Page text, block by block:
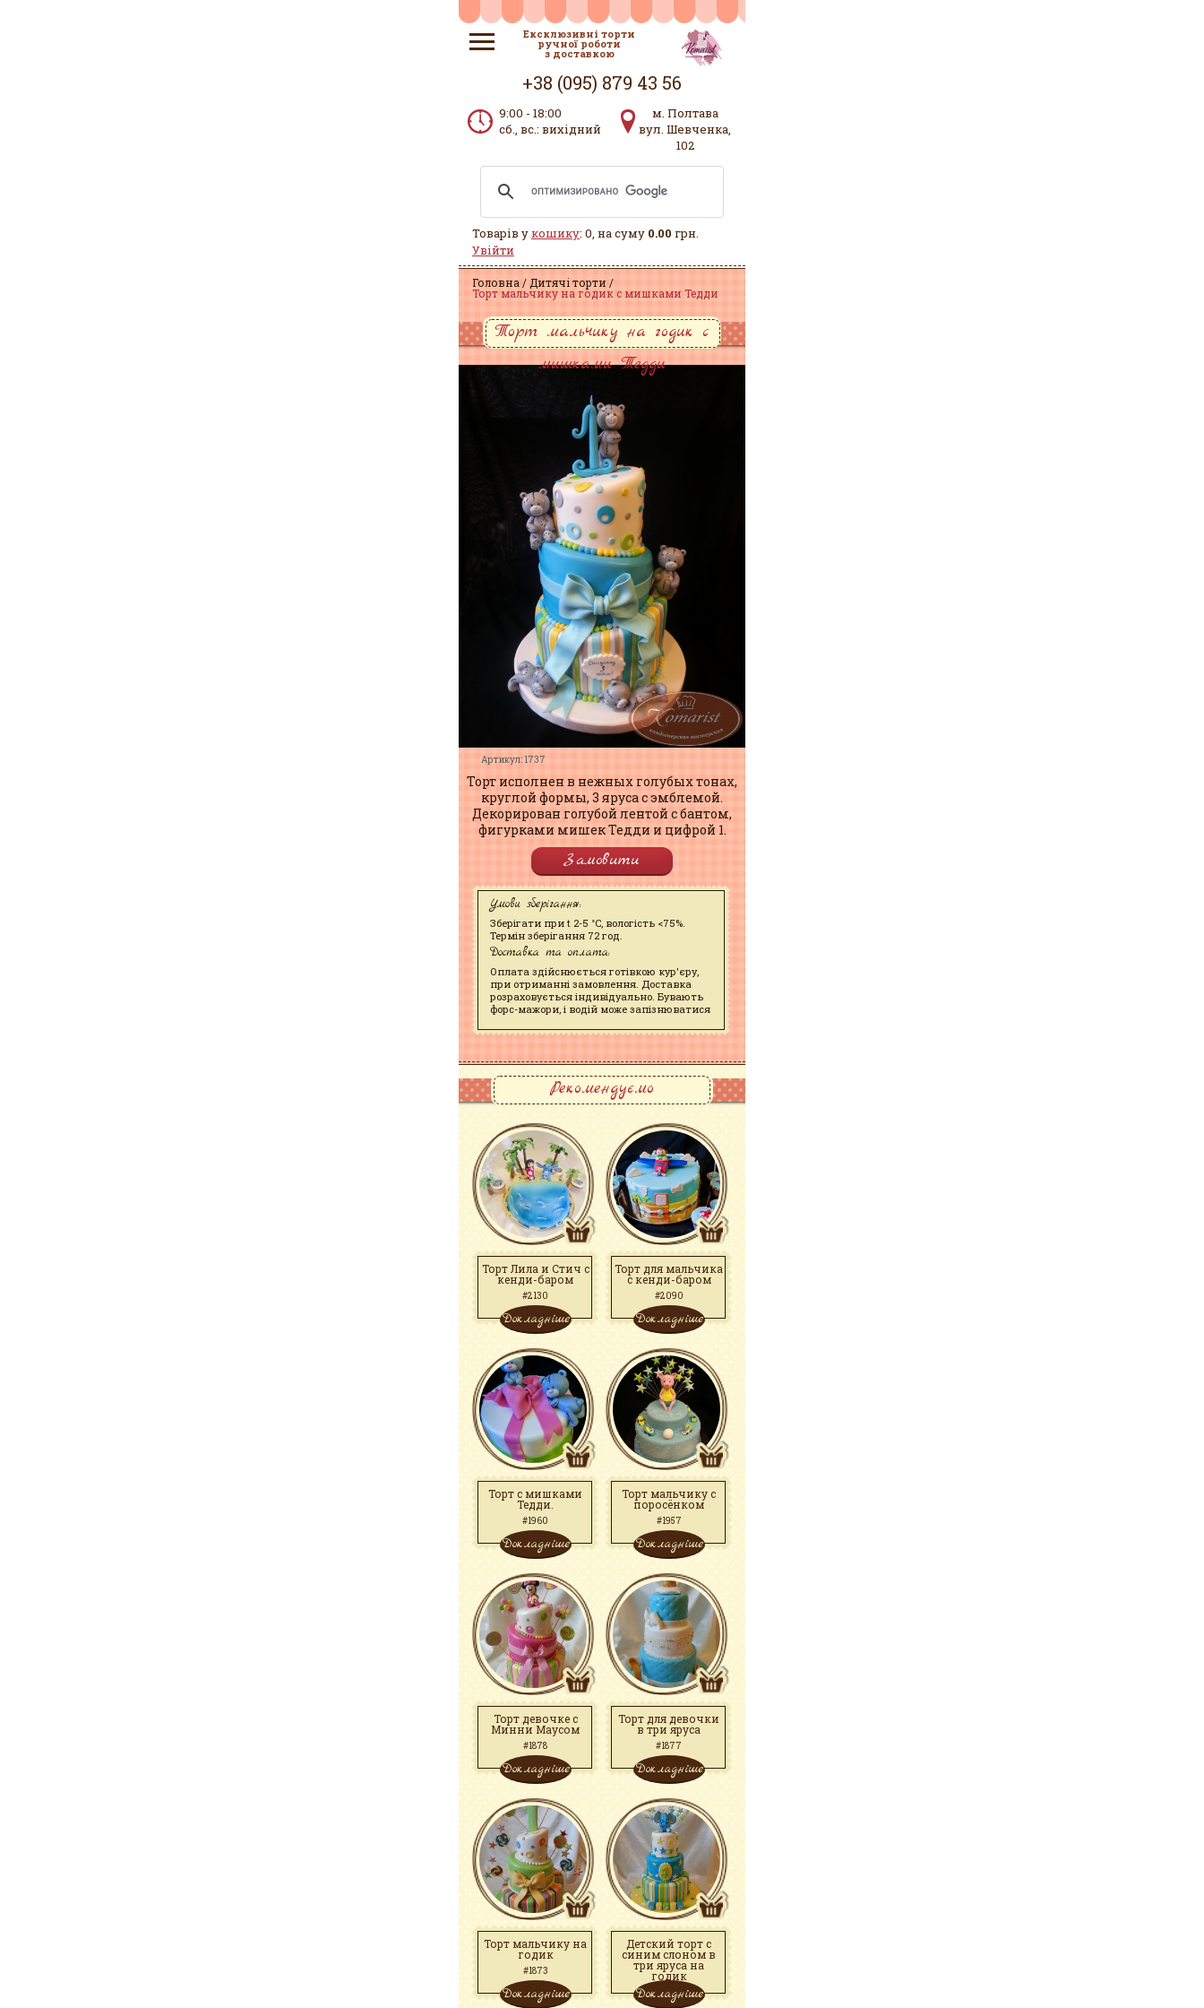
Ексклюзивні торти
ручної роботи
з доставкою
+38 (095) 879 43 56
9:00 - 18:00
сб., вс.: вихідний
м. Полтава
вул. Шевченка,
102
Товарів укошику: 0, на суму 0.00 грн.
Увійти
Головна Дитячі торти
Торт мальчику на годик с мишками Тедди
Торт мальчику на годик с
мишками Тедди
Артикул: 1737
Торт исполнен в нежных голубых тонах,
круглой формы, 3 яруса с эмблемой.
Декорирован голубой лентой с бантом,
фигурками мишек Тедди и цифрой 1.
Замовити
Умови зберігання:
Зберігати при t 2-5 °C, вологість <75%.
Термін зберігання 72 год.
Доставка та оплата:
Оплата здійснюється готівкою кур'єру,
при отриманні замовлення. Доставка
розраховується індивідуально. Бувають
форс-мажори, і водій може запізнюватися
Рекомендуємо
Торт Лила и Стич с
кенди-баром
#2130
Докладніше
Торт для мальчика
с кенди-баром
#2090
Докладніше
Торт с мишками
Тедди.
#1960
Докладніше
Торт мальчику с
поросёнком
#1957
Докладніше
Торт девочке с
Минни Маусом
#1878
Докладніше
Торт для девочки
в три яруса
#1877
Докладніше
Торт мальчику на
годик
#1873
Докладніше
Детский торт с
синим слоном в
три яруса на
годик
#1831
Докладніше